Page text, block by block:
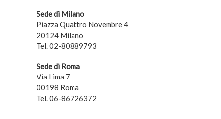
Sede di Milano
Piazza Quattro Novembre 4
20124 Milano
Tel. 02-80889793
Sede di Roma
Via Lima 7
00198 Roma
Tel. 06-86726372